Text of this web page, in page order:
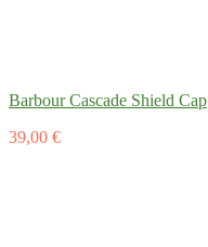
Barbour Cascade Shield Cap
39,00 €